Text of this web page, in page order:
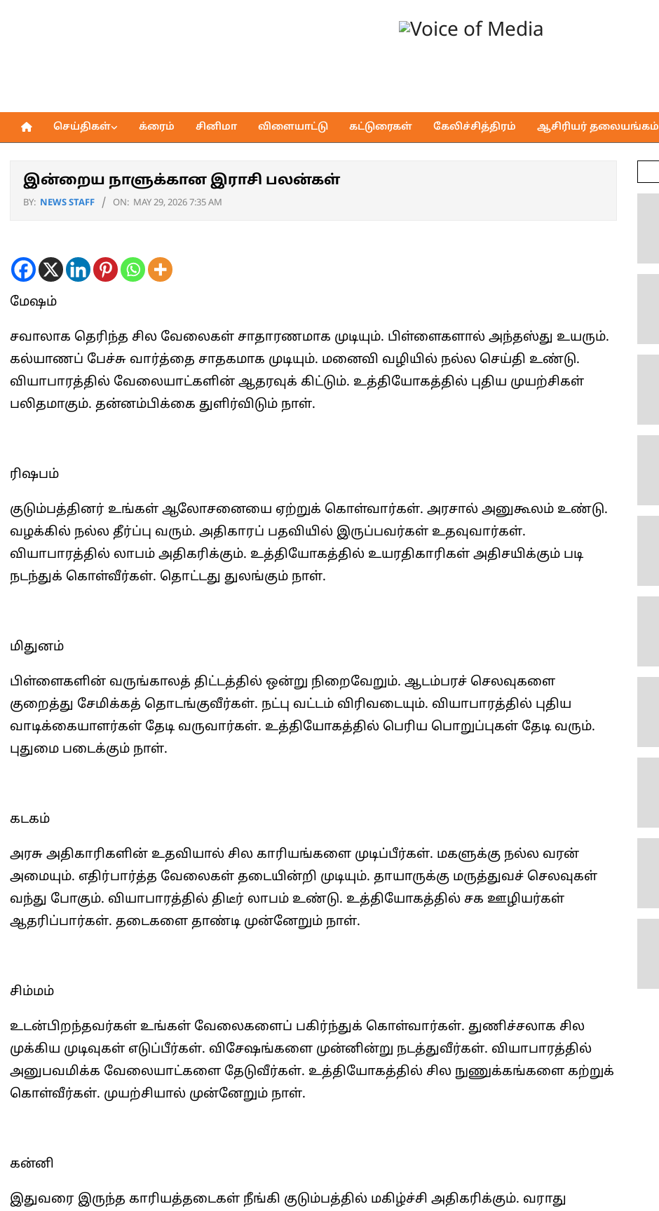
of
Media
Primary
செய்திகள் க்ரைம் சினிமா விளையாட்டு கட்டுரைகள் கேலிச்சித்திரம் ஆசிரியர் தலையங்கம்
இன்றைய நாளுக்கான இராசி பலன்கள்
BY: NEWS STAFF ON: MAY 29, 2026 7:35 AM
மேஷம்
சவாலாக தெரிந்த சில வேலைகள் சாதாரணமாக முடியும். பிள்ளைகளால் அந்தஸ்து உயரும்.
கல்யாணப் பேச்சு வார்த்தை சாதகமாக முடியும். மனைவி வழியில் நல்ல செய்தி உண்டு.
வியாபாரத்தில் வேலையாட்களின் ஆதரவுக் கிட்டும். உத்தியோகத்தில் புதிய முயற்சிகள்
பலிதமாகும். தன்னம்பிக்கை துளிர்விடும் நாள்.
ரிஷபம்
குடும்பத்தினர் உங்கள் ஆலோசனையை ஏற்றுக் கொள்வார்கள். அரசால் அனுகூலம் உண்டு.
வழக்கில் நல்ல தீர்ப்பு வரும். அதிகாரப் பதவியில் இருப்பவர்கள் உதவுவார்கள்.
வியாபாரத்தில் லாபம் அதிகரிக்கும். உத்தியோகத்தில் உயரதிகாரிகள் அதிசயிக்கும் படி
நடந்துக் கொள்வீர்கள். தொட்டது துலங்கும் நாள்.
மிதுனம்
பிள்ளைகளின் வருங்காலத் திட்டத்தில் ஒன்று நிறைவேறும். ஆடம்பரச் செலவுகளை
குறைத்து சேமிக்கத் தொடங்குவீர்கள். நட்பு வட்டம் விரிவடையும். வியாபாரத்தில் புதிய
வாடிக்கையாளர்கள் தேடி வருவார்கள். உத்தியோகத்தில் பெரிய பொறுப்புகள் தேடி வரும்.
புதுமை படைக்கும் நாள்.
கடகம்
அரசு அதிகாரிகளின் உதவியால் சில காரியங்களை முடிப்பீர்கள். மகளுக்கு நல்ல வரன்
அமையும். எதிர்பார்த்த வேலைகள் தடையின்றி முடியும். தாயாருக்கு மருத்துவச் செலவுகள்
வந்து போகும். வியாபாரத்தில் திடீர் லாபம் உண்டு. உத்தியோகத்தில் சக ஊழியர்கள்
ஆதரிப்பார்கள். தடைகளை தாண்டி முன்னேறும் நாள்.
சிம்மம்
உடன்பிறந்தவர்கள் உங்கள் வேலைகளைப் பகிர்ந்துக் கொள்வார்கள். துணிச்சலாக சில
முக்கிய முடிவுகள் எடுப்பீர்கள். விசேஷங்களை முன்னின்று நடத்துவீர்கள். வியாபாரத்தில்
அனுபவமிக்க வேலையாட்களை தேடுவீர்கள். உத்தியோகத்தில் சில நுணுக்கங்களை கற்றுக்
கொள்வீர்கள். முயற்சியால் முன்னேறும் நாள்.
கன்னி
இதுவரை இருந்த காரியத்தடைகள் நீங்கி குடும்பத்தில் மகிழ்ச்சி அதிகரிக்கும். வராது